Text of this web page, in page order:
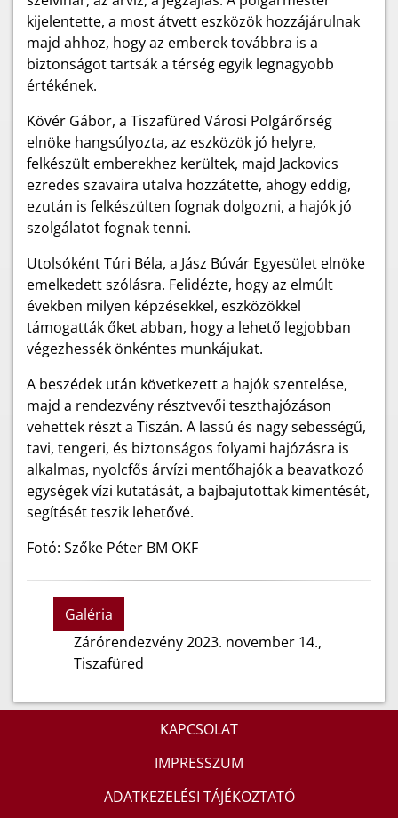
kijelentette, a most átvett eszközök hozzájárulnak
majd ahhoz, hogy az emberek továbbra is a
biztonságot tartsák a térség egyik legnagyobb
értékének.
Kövér Gábor, a Tiszafüred Városi Polgárőrség
elnöke hangsúlyozta, az eszközök jó helyre,
felkészült emberekhez kerültek, majd Jackovics
ezredes szavaira utalva hozzátette, ahogy eddig,
ezután is felkészülten fognak dolgozni, a hajók jó
szolgálatot fognak tenni.
Utolsóként Túri Béla, a Jász Búvár Egyesület elnöke
emelkedett szólásra. Felidézte, hogy az elmúlt
években milyen képzésekkel, eszközökkel
támogatták őket abban, hogy a lehető legjobban
végezhessék önkéntes munkájukat.
A beszédek után következett a hajók szentelése,
majd a rendezvény résztvevői teszthajózáson
vehettek részt a Tiszán. A lassú és nagy sebességű,
tavi, tengeri, és biztonságos folyami hajózásra is
alkalmas, nyolcfős árvízi mentőhajók a beavatkozó
egységek vízi kutatását, a bajbajutottak kimentését,
segítését teszik lehetővé.
Fotó: Szőke Péter BM OKF
Galéria
Zárórendezvény 2023. november 14.,
Tiszafüred
KAPCSOLAT
IMPRESSZUM
ADATKEZELÉSI TÁJÉKOZTATÓ